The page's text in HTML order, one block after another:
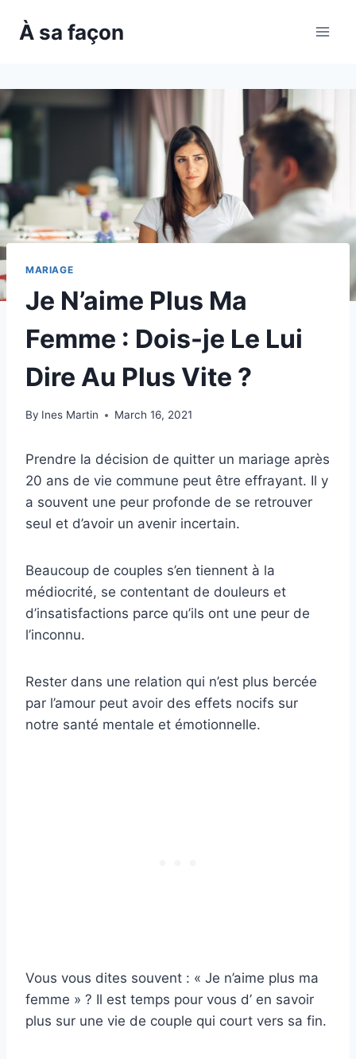
À sa façon
MARIAGE
Je N’aime Plus Ma
Femme : Dois-je Le Lui
Dire Au Plus Vite ?
By Ines Martin March 16, 2021
Prendre la décision de quitter un mariage après
20 ans de vie commune peut être effrayant. Il y
a souvent une peur profonde de se retrouver
seul et d’avoir un avenir incertain.
Beaucoup de couples s’en tiennent à la
médiocrité, se contentant de douleurs et
d’insatisfactions parce qu’ils ont une peur de
l’inconnu.
Rester dans une relation qui n’est plus bercée
par l’amour peut avoir des effets nocifs sur
notre santé mentale et émotionnelle.
Vous vous dites souvent : « Je n’aime plus ma
femme » ? Il est temps pour vous d’ en savoir
plus sur une vie de couple qui court vers sa fin.